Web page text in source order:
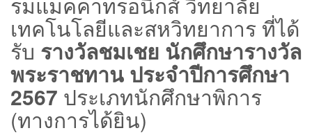
เทคโนโลยีและสหวิทยาการ ที่ได้
รับ รางวัลชมเชย นักศึกษารางวัล
พระราชทาน ประจำปีการศึกษา
2567 ประเภทนักศึกษาพิการ
(ทางการได้ยิน)